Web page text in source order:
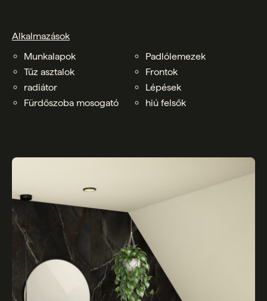
Alkalmazások
Munkalapok
Padlólemezek
Tűz asztalok
Frontok
radiátor
Lépések
Fürdőszoba mosogató
hiú felsők